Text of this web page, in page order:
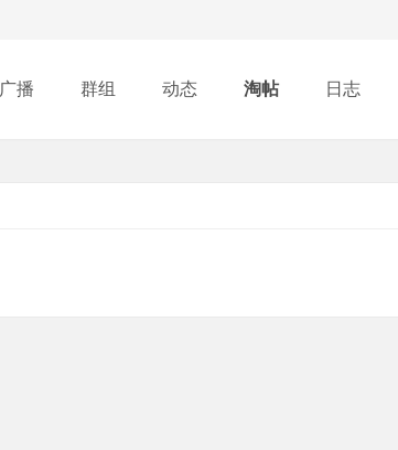
广播 群组 动态 淘帖 日志